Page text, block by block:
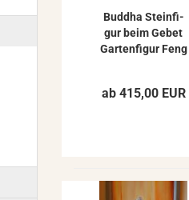
Bud­dha Stein­fi­
gur beim Gebet
Gar­ten­fi­gur Feng
140kg
ab 415,00 EUR